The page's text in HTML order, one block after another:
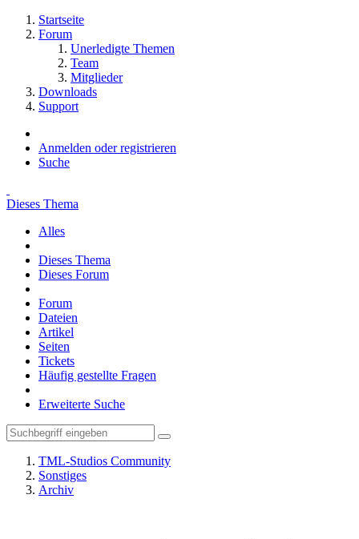
Startseite
Forum
Unerledigte Themen
Team
Mitglieder
Downloads
Support
Anmelden oder registrieren
Suche
Dieses Thema
Alles
Dieses Thema
Dieses Forum
Forum
Dateien
Artikel
Seiten
Tickets
Häufig gestellte Fragen
Erweiterte Suche
TML-Studios Community
Sonstiges
Archiv